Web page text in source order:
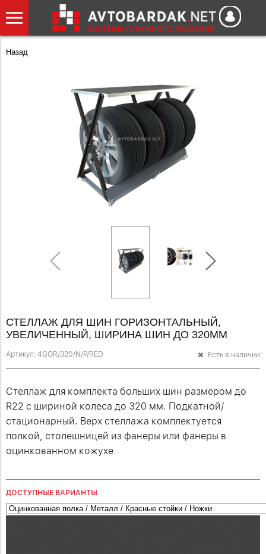
Назад
СТЕЛЛАЖ ДЛЯ ШИН ГОРИЗОНТАЛЬНЫЙ,
УВЕЛИЧЕННЫЙ, ШИРИНА ШИН ДО 320ММ
Артикул: 4GOR/320/N/P/RED Есть в наличии
Стеллаж для комплекта больших шин размером до
R22 c шириной колеса до 320 мм. Подкатной/
стационарный. Верх стеллажа комплектуется
полкой, столешницей из фанеры или фанеры в
оцинкованном кожухе
ДОСТУПНЫЕ ВАРИАНТЫ